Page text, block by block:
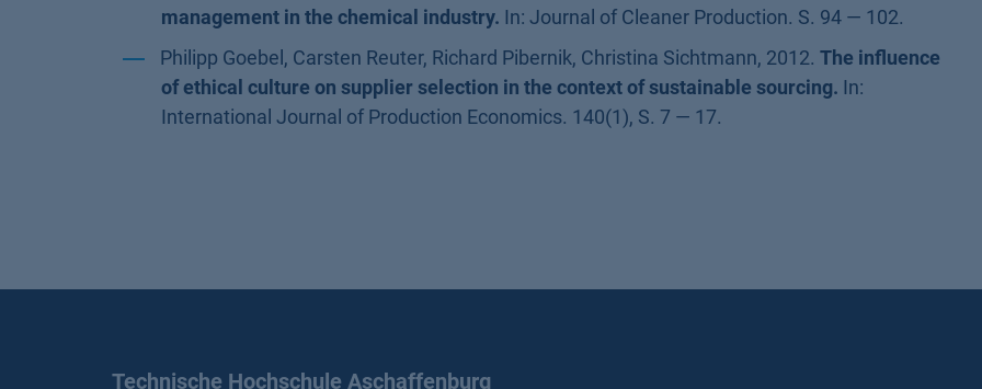
management in the chemical industry. In: Journal of Cleaner Production. S. 94 — 102.
Philipp Goebel, Carsten Reuter, Richard Pibernik, Christina Sichtmann, 2012. The influence
of ethical culture on supplier selection in the context of sustainable sourcing. In:
International Journal of Production Economics. 140(1), S. 7 — 17.
Technische Hochschule Aschaffenburg